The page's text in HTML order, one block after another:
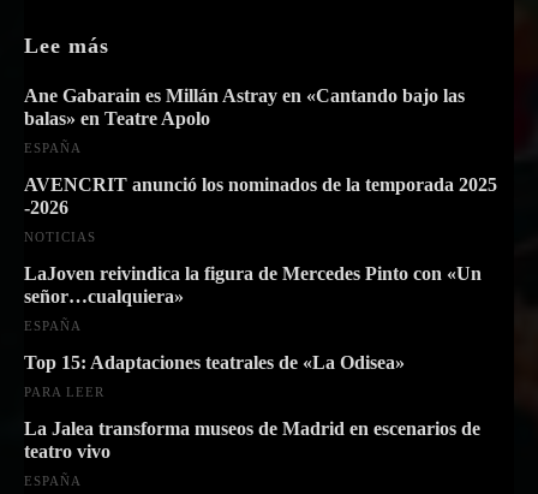
Lee más
Ane Gabarain es Millán Astray en «Cantando bajo las
balas» en Teatre Apolo
ESPAÑA
AVENCRIT anunció los nominados de la temporada 2025
-2026
NOTICIAS
LaJoven reivindica la figura de Mercedes Pinto con «Un
señor…cualquiera»
ESPAÑA
Top 15: Adaptaciones teatrales de «La Odisea»
PARA LEER
La Jalea transforma museos de Madrid en escenarios de
teatro vivo
ESPAÑA